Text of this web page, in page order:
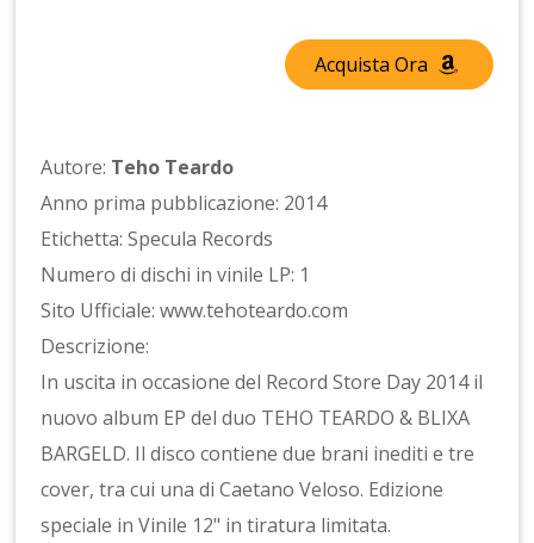
Acquista Ora
Autore: Teho Teardo
Anno prima pubblicazione: 2014
Etichetta: Specula Records
Numero di dischi in vinile LP: 1
Sito Ufficiale: www.tehoteardo.com
Descrizione:
In uscita in occasione del Record Store Day 2014 il
nuovo album EP del duo TEHO TEARDO & BLIXA
BARGELD. Il disco contiene due brani inediti e tre
cover, tra cui una di Caetano Veloso. Edizione
speciale in Vinile 12" in tiratura limitata.